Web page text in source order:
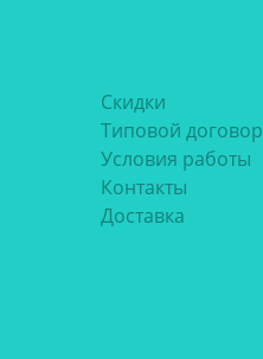
Скидки
Типовой договор
Условия работы
Контакты
Доставка